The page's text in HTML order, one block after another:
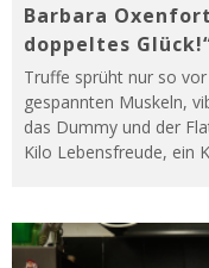
Barbara
doppeltes
Truffe sprüht nur so
gespannten Muskeln,
das Dummy und der
Kilo Lebensfreude, ein